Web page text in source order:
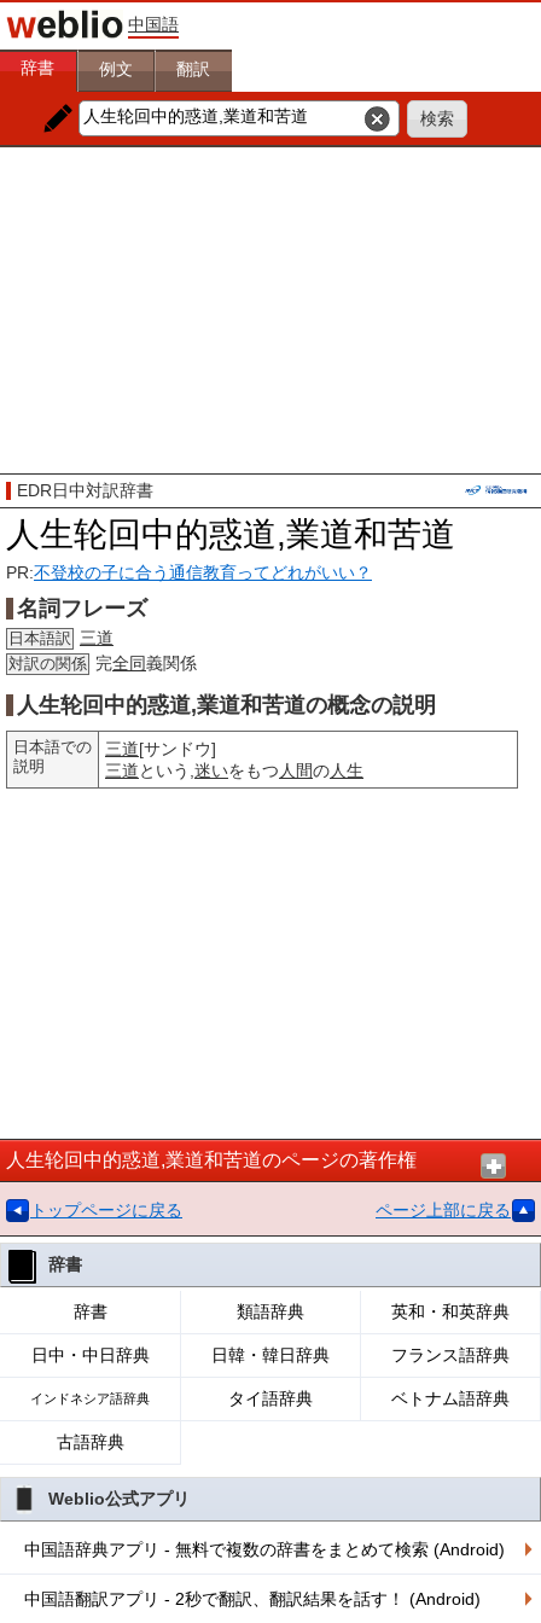
中国語
辞書 例文 翻訳
EDR日中対訳辞書
人生轮回中的惑道,業道和苦道
PR:不登校の子に合う通信教育ってどれがいい？
名詞フレーズ
日本語訳 三道
対訳の関係 完全同義関係
人生轮回中的惑道,業道和苦道の概念の説明
日本語での
説明
三道[サンドウ]
三道という, 迷いをもつ 人間の人生
人生轮回中的惑道,業道和苦道のページの著作権
トップページに戻る ページ上部に戻る
辞書
辞書 類語辞典 英和・和英辞典
日中・中日辞典 日韓・韓日辞典 フランス語辞典
インドネシア語辞典 タイ語辞典 ベトナム語辞典
古語辞典
Weblio公式アプリ
中国語辞典アプリ - 無料で複数の辞書をまとめて検索 (Android)
中国語翻訳アプリ - 2秒で翻訳、翻訳結果を話す！ (Android)